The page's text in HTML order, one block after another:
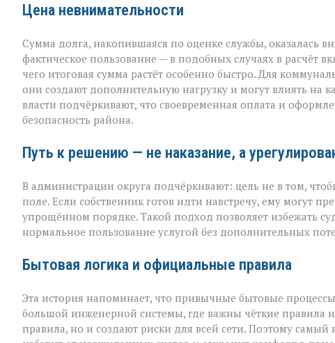
Цена невнимательности
Сумма долга, накопившаяся по оценке службы, оказалась
фактическое пользование — в подобных случаях в расчёт
чего итоговая сумма растёт особенно быстро. Для
они создают дополнительную нагрузку и могут влиять на
власти подчёркивают, что своевременная оплата и
безопасность района.
Путь к решению — не наказание, а
В администрации округа подчёркивают: цель не в том,
поле. Если собственник готов идти навстречу, ему могут
упрощённом порядке. Такой подход позволяет избежать
нормальное пользование услугой без дополнительных
Бытовая логика и официальные правила
Эта история напоминает, что привычные бытовые
большой инженерной системы, где важны чёткие правила
правила, но и создают риски для всей сети. Поэтому